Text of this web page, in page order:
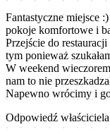
Fantastyczne miejsce
pokoje komfortowe i
Przejście do
tym ponieważ
W weekend
nam to nie
Napewno wrócimy i
Odpowiedź